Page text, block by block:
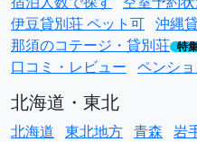
伊豆貸別荘 ペット可 沖縄
那須のコテージ・貸別荘 特
口コミ・レビュー ペンシ
北海道・東北
北海道 東北地方 青森 岩